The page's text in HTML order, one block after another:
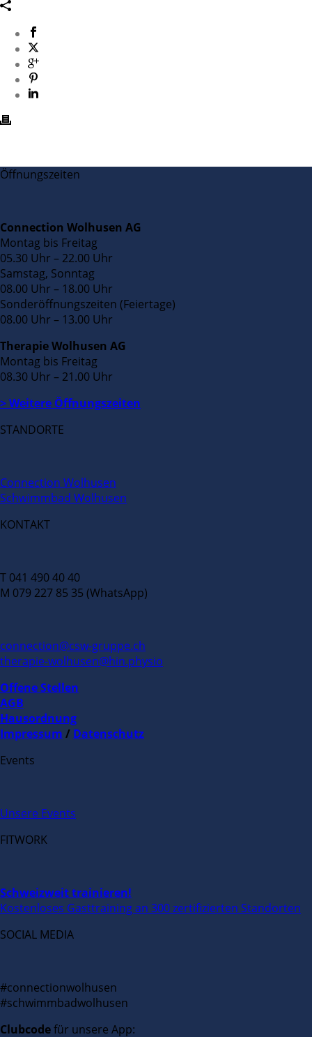
Öffnungszeiten
Connection Wolhusen AG
Montag bis Freitag
05.30 Uhr – 22.00 Uhr
Samstag, Sonntag
08.00 Uhr – 18.00 Uhr
Sonderöffnungszeiten (Feiertage)
08.00 Uhr – 13.00 Uhr
Therapie Wolhusen AG
Montag bis Freitag
08.30 Uhr – 21.00 Uhr
> Weitere Öffnungszeiten
STANDORTE
Connection Wolhusen
Schwimmbad Wolhusen
KONTAKT
T 041 490 40 40
M 079 227 85 35 (WhatsApp)
connection@csw-gruppe.ch
therapie-wolhusen@hin.physio
Offene Stellen
AGB
Hausordnung
Impressum / Datenschutz
Events
Unsere Events
FITWORK
Schweizweit trainieren!
Kostenloses Gasttraining an 300 zertifizierten Standorten
SOCIAL MEDIA
#connectionwolhusen
#schwimmbadwolhusen
Clubcodefür unsere App: